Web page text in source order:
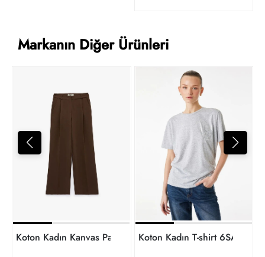
Markanın Diğer Ürünleri
Koton Kadın Kanvas Pantolon 7WAK40010PW
Koton Kadın T-shirt